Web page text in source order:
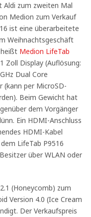
Aldi zum zweiten Mal
Medion zum Verkauf
ist eine überarbeitete
Weihnachtsgeschäft
Medion LifeTab
Zoll Display (Auflösung:
Dual Core
(kann per MicroSD-
Beim Gewicht hat
dem Vorgänger
Ein HDMI-Anschluss
HDMI-Kabel
LifeTab P9516
über WLAN oder
(Honeycomb) zum
Version 4.0 (Ice Cream
Der Verkaufspreis